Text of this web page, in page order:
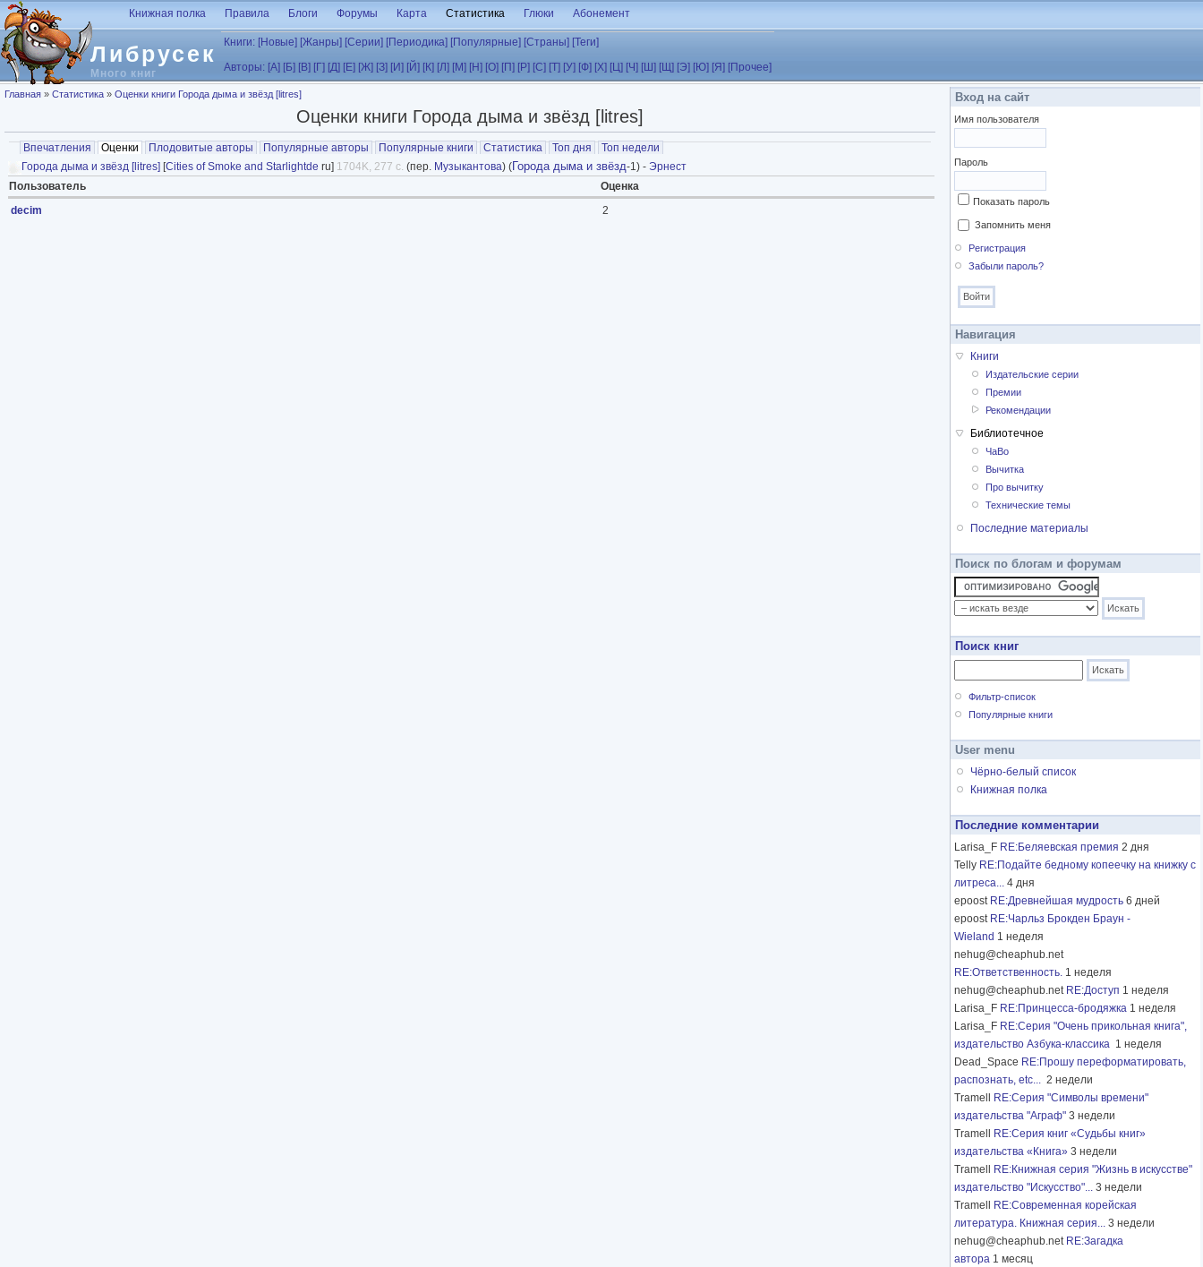
Перейти к основному содержанию
Либрусек
Много книг
Книжная полка Правила Блоги Форумы Карта Статистика Глюки Абонемент
Книги: [Новые] [Жанры] [Серии] [Периодика] [Популярные] [Страны] [Теги]
Авторы: [А] [Б] [В] [Г] [Д] [Е] [Ж] [З] [И] [Й] [К] [Л] [М] [Н] [О] [П] [Р] [С] [Т] [У] [Ф] [Х] [Ц] [Ч] [Ш] [Щ] [Э] [Ю] [Я] [Прочее]
Вы здесь
Главная » Статистика » Оценки книги Города дыма и звёзд [litres]
Оценки книги Города дыма и звёзд [litres]
Главные вкладки
Впечатления Оценки (активная вкладка)
Плодовитые авторы Популярные авторы Популярные книги Статистика Топ дня
Топ недели
Города дыма и звёзд [litres] [Cities of Smoke and Starlightde ru] 1704K, 277 с. (пер. Музыкантова) (Города дыма и звёзд-1) - Эрнест
Пользователь
Оценка
decim
2
Вход на сайт
Имя пользователя
Пароль
Показать пароль
Запомнить меня
Регистрация
Забыли пароль?
Навигация
Книги
Издательские серии
Премии
Рекомендации
Библиотечное
ЧаВо
Вычитка
Про вычитку
Технические темы
Последние материалы
Поиск по блогам и форумам
Поиск книг
Фильтр-список
Популярные книги
User menu
Чёрно-белый список
Книжная полка
Последние комментарии
Larisa_F RE:Беляевская премия 2 дня
Telly RE:Подайте бедному копеечку на книжку с
литреса... 4 дня
epoost RE:Древнейшая мудрость 6 дней
epoost RE:Чарльз Брокден Браун -
Wieland 1 неделя
nehug@cheaphub.net
RE:Ответственность. 1 неделя
nehug@cheaphub.net RE:Доступ 1 неделя
Larisa_F RE:Принцесса-бродяжка 1 неделя
Larisa_F RE:Серия "Очень прикольная книга",
издательство Азбука-классика 1 неделя
Dead_Space RE:Прошу переформатировать,
распознать, etc... 2 недели
Tramell
RE:Серия "Символы времени"
издательства "Аграф" 3 недели
Tramell
RE:Серия книг «Судьбы книг»
издательства «Книга» 3 недели
Tramell
RE:Книжная серия "Жизнь в искусстве"
издательство "Искусство"... 3 недели
Tramell
RE:Современная корейская
литература. Книжная серия... 3 недели
nehug@cheaphub.net RE:Загадка
автора 1 месяц